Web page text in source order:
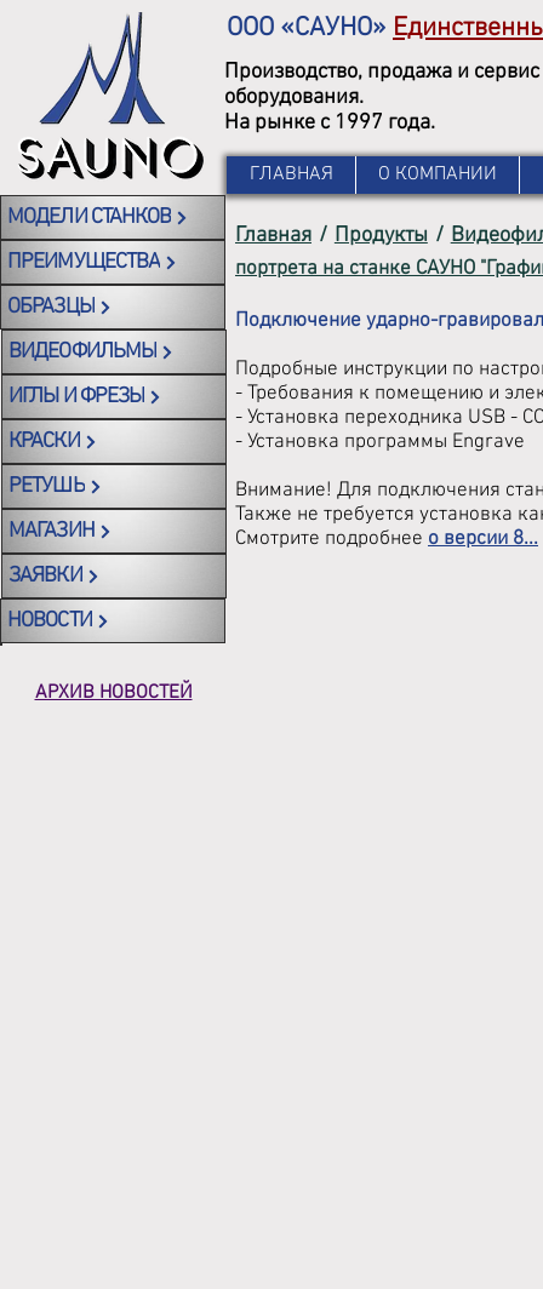
ООО «САУНО»
Производство, продажа и
оборудования.
На рынке с 1997 года.
ГЛАВНАЯ О КОМПАНИИ
Главная / Продукты /
портрета на станке САУНО
Подключение ударно-
Подробные инструкции по
- Требования к помещению и
- Установка переходника USB -
- Установка программы Engrave
Внимание! Для подключения
Также не требуется установка
Смотрите подробнее о версии 8...
МОДЕЛИ СТАНКОВ
ПРЕИМУЩЕСТВА
ОБРАЗЦЫ
ВИДЕОФИЛЬМЫ
ИГЛЫ И ФРЕЗЫ
КРАСКИ
РЕТУШЬ
МАГАЗИН
ЗАЯВКИ
НОВОСТИ
АРХИВ НОВОСТЕЙ